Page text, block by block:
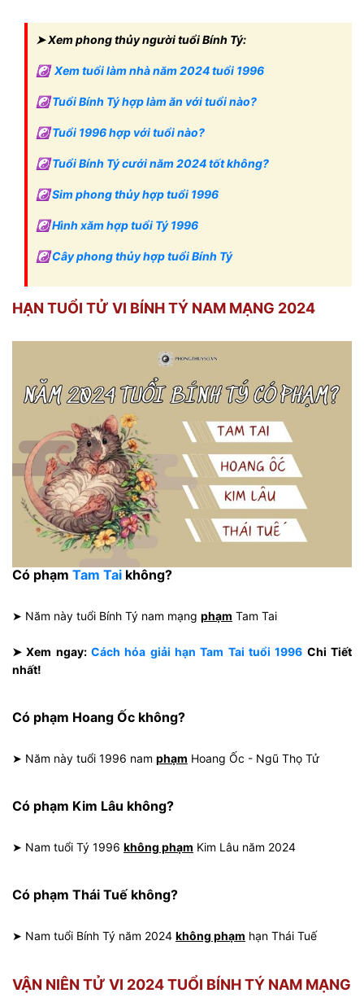
➤ Xem phong thủy người tuổi Bính Tý:
☯Xem tuổi làm nhà năm 2024 tuổi 1996
☯Tuổi Bính Tý hợp làm ăn với tuổi nào?
☯Tuổi 1996 hợp với tuổi nào?
☯Tuổi Bính Tý cưới năm 2024 tốt không?
☯Sim phong thủy hợp tuổi 1996
☯Hình xăm hợp tuổi Tý 1996
☯Cây phong thủy hợp tuổi Bính Tý
HẠN TUỔI TỬ VI BÍNH TÝ NAM MẠNG 2024
Có phạm Tam Tai không?
➤ Năm này tuổi Bính Tý nam mạng phạm Tam Tai
➤ Xem ngay: Cách hóa giải hạn Tam Tai tuổi 1996 Chi Tiết
nhất!
Có phạm Hoang Ốc không?
➤ Năm này tuổi 1996 nam phạm Hoang Ốc - Ngũ Thọ Tử
Có phạm Kim Lâu không?
➤ Nam tuổi Tý 1996 không phạm Kim Lâu năm 2024
Có phạm Thái Tuế không?
➤ Nam tuổi Bính Tý năm 2024 không phạm hạn Thái Tuế
VẬN NIÊN TỬ VI 2024 TUỔI BÍNH TÝ NAM MẠNG